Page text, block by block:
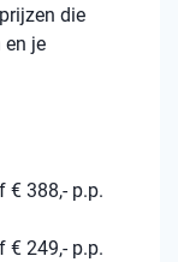
die
je
€ 388,- p.p.
€ 249,- p.p.